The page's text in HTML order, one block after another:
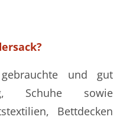
und gut
Schuhe sowie
Bettdecken